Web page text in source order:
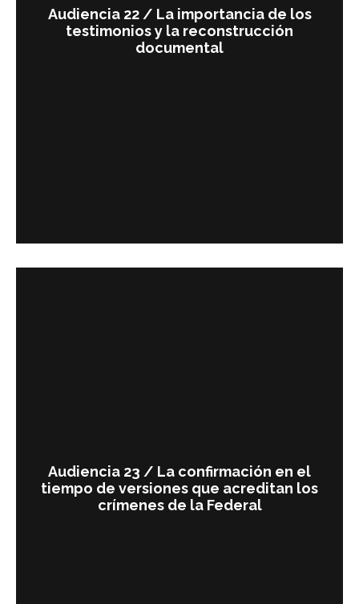
Audiencia 22 / La importancia de los
testimonios y la reconstrucción
documental
Audiencia 23 / La confirmación en el
tiempo de versiones que acreditan los
crímenes de la Federal